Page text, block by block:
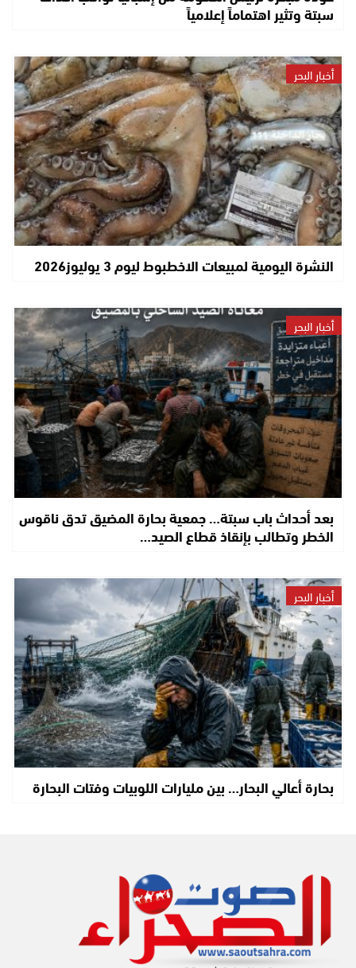
سبتة وتثير اهتماماً إعلامياً
أخبار البحر
النشرة اليومية لمبيعات الاخطبوط ليوم 3 يوليوز2026
أخبار البحر
بعد أحداث باب سبتة… جمعية بحارة المضيق تدق ناقوس
الخطر وتطالب بإنقاذ قطاع الصيد…
أخبار البحر
بحارة أعالي البحار… بين مليارات اللوبيات وفتات البحارة